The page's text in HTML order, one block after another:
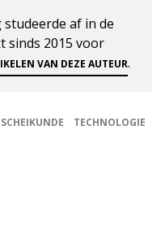
af in de
sinds 2015 voor
VAN DEZE AUTEUR.
SCHEIKUNDE
TECHNOLOGIE